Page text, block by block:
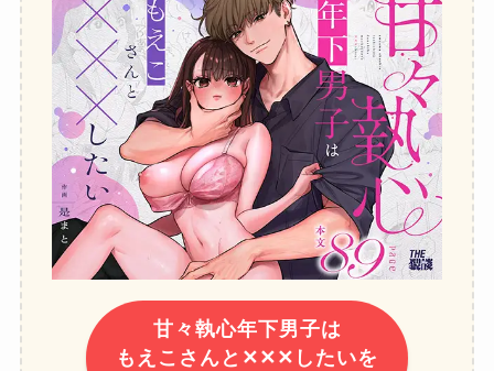
甘々執心年下男子は
もえこさんと✕✕✕したいを